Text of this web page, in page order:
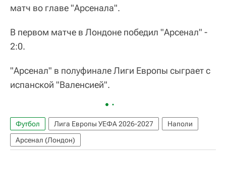
матч во главе "Арсенала".
В первом матче в Лондоне победил "Арсенал" -
2:0.
"Арсенал" в полуфинале Лиги Европы сыграет с
испанской "Валенсией".
Футбол Лига Европы УЕФА 2026-2027
Наполи
Арсенал (Лондон)